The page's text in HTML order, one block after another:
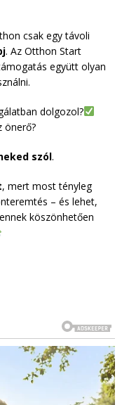
csak egy távoli
. Az Otthon Start
együtt olyan
dolgozol?
önerő?
szól.
, mert most tényleg
– és lehet,
köszönhetően